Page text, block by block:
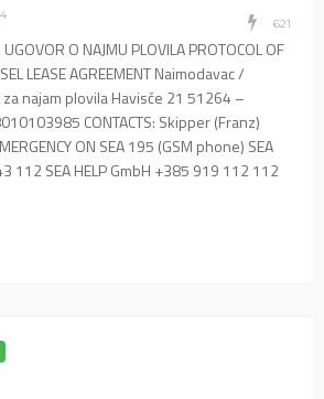
621
UGOVOR O NAJMU PLOVILA PROTOCOL OF
LEASE AGREEMENT Naimodavac /
najam plovila Havisče 21 51264 –
CONTACTS: Skipper (Franz)
ON SEA 195 (GSM phone) SEA
112 SEA HELP GmbH +385 919 112 112